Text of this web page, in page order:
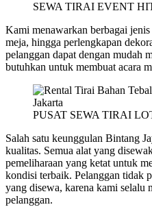
SEWA TIRAI EVENT
Kami menawarkan berbagai
meja, hingga perlengkapan
pelanggan dapat dengan mudah
butuhkan untuk membuat acara
PUSAT SEWA TIRAI
Salah satu keunggulan Bintang
kualitas. Semua alat yang
pemeliharaan yang ketat untuk
kondisi terbaik. Pelanggan tidak
yang disewa, karena kami selalu
pelanggan.